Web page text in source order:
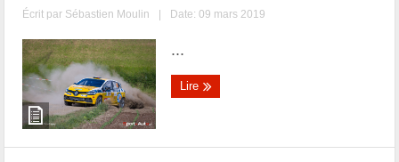
Écrit par Sébastien Moulin | Date: 09 mars 2019
...
Lire